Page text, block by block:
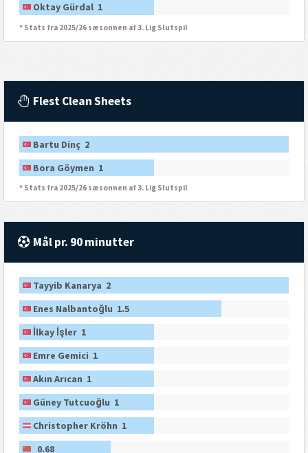
Oktay Gürdal 1
* Stats fra 2025/26 sæsonnen af 3. Lig Slutspil
Flest Clean Sheets
Bartu Dinç 2
Bora Göymen 1
* Stats fra 2025/26 sæsonnen af 3. Lig Slutspil
Mål pr. 90 minutter
Tayyib Kanarya 2
Enes Nalbantoğlu 1.5
İlkay İşler 1
Emre Gemici 1
Akın Arıcan 1
Güney Tutcuoğlu 1
Christopher Kröhn 1
0.68